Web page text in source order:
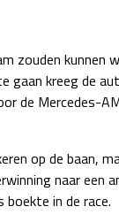
zouden kunnen
gaan kreeg de
de Mercedes-
op de baan,
naar een
in de race.